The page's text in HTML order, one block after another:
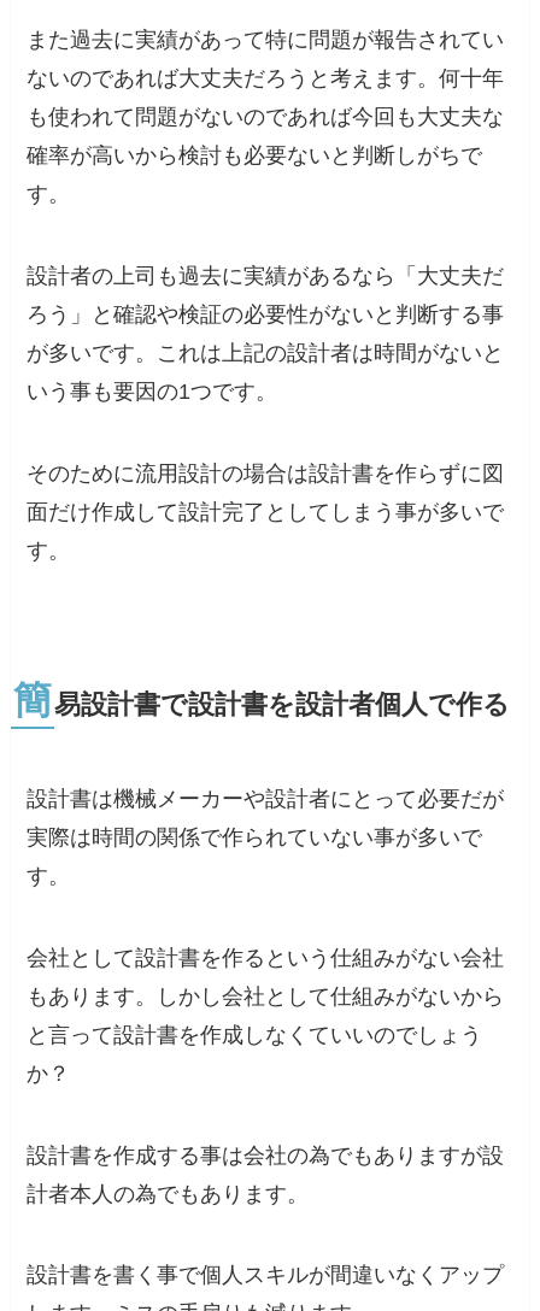
また過去に実績があって特に問題が報告されてい
ないのであれば大丈夫だろうと考えます。何十年
も使われて問題がないのであれば今回も大丈夫な
確率が高いから検討も必要ないと判断しがちで
す。
設計者の上司も過去に実績があるなら「大丈夫だ
ろう」と確認や検証の必要性がないと判断する事
が多いです。これは上記の設計者は時間がないと
いう事も要因の1つです。
そのために流用設計の場合は設計書を作らずに図
面だけ作成して設計完了としてしまう事が多いで
す。
簡易設計書で設計書を設計者個人で作る
設計書は機械メーカーや設計者にとって必要だが
実際は時間の関係で作られていない事が多いで
す。
会社として設計書を作るという仕組みがない会社
もあります。しかし会社として仕組みがないから
と言って設計書を作成しなくていいのでしょう
か？
設計書を作成する事は会社の為でもありますが設
計者本人の為でもあります。
設計書を書く事で個人スキルが間違いなくアップ